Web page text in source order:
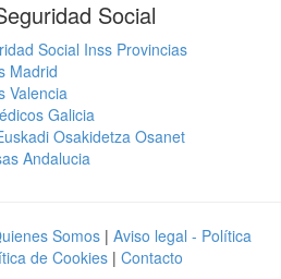
Social
Social Inss Provincias
Madrid
Valencia
Galicia
Osakidetza Osanet
Andalucia
Somos | Aviso legal - Política
de Cookies | Contacto